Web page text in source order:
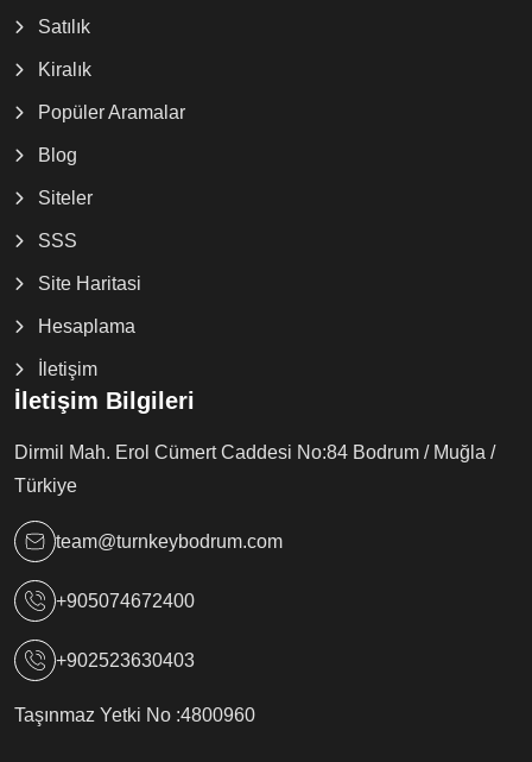
Satılık
Kiralık
Popüler Aramalar
Blog
Siteler
SSS
Site Haritasi
Hesaplama
İletişim
İletişim Bilgileri
Dirmil Mah. Erol Cümert Caddesi No:84 Bodrum / Muğla /
Türkiye
team@turnkeybodrum.com
+905074672400
+902523630403
Taşınmaz Yetki No :4800960